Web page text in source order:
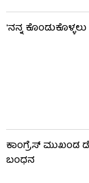
'ನನ್ನ ಕೊಂಡುಕೊಳ್ಳಲು
ಕಾಂಗ್ರೆಸ್ ಮುಖಂಡ
ಬಂಧನ